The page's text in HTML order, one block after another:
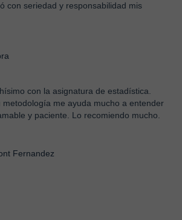
con seriedad y responsabilidad mis
con la asignatura de estadística.
metodología me ayuda mucho a entender
y paciente. Lo recomiendo mucho.
Fernandez